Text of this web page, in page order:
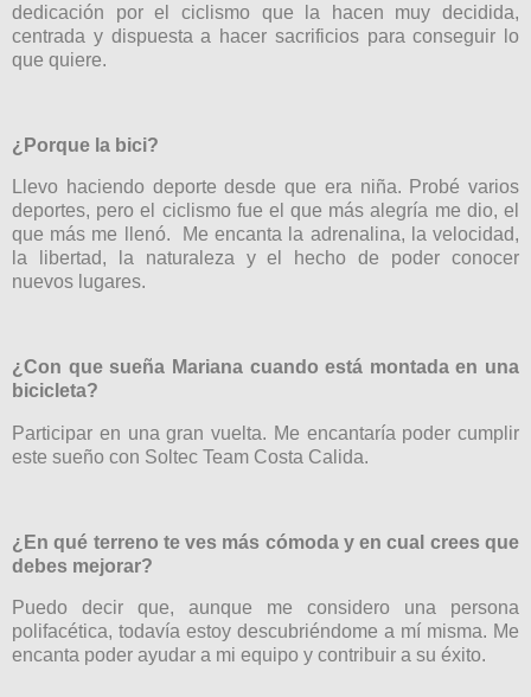
dedicación por el ciclismo que la hacen muy decidida,
centrada y dispuesta a hacer sacrificios para conseguir lo
que quiere.
¿Porque la bici?
Llevo haciendo deporte desde que era niña. Probé varios
deportes, pero el ciclismo fue el que más alegría me dio, el
que más me llenó.
Me encanta la adrenalina, la velocidad,
la libertad, la naturaleza y el hecho de poder conocer
nuevos lugares.
¿Con que sueña Mariana cuando está montada en una
bicicleta?
Participar en una gran vuelta. Me encantaría poder cumplir
este sueño con Soltec Team Costa Calida.
¿En qué terreno te ves más cómoda y en cual crees que
debes mejorar?
Puedo decir que, aunque me considero una persona
polifacética, todavía estoy descubriéndome a mí misma. Me
encanta poder ayudar a mi equipo y contribuir a su éxito.